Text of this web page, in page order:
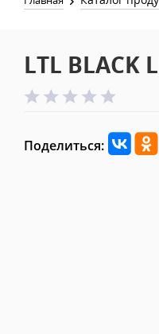
LTL BLACK
Поделиться: